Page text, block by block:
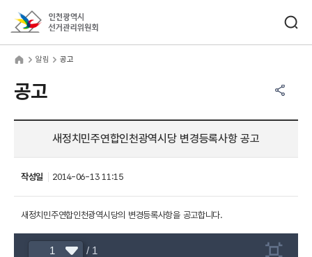
알림 공고
공고
새정치민주연합인천광역시당 변경등록사항 공고
작성일 2014-06-13 11:15
새정치민주연합인천광역시당의 변경등록사항을 공고합니다.